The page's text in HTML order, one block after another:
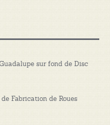
sur fond de Disc
Fabrication de Roues